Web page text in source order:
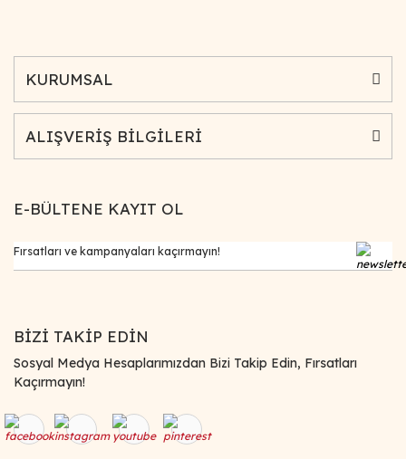
KURUMSAL
ALIŞVERİŞ BİLGİLERİ
E-BÜLTENE KAYIT OL
BİZİ TAKİP EDİN
Sosyal Medya Hesaplarımızdan Bizi Takip Edin, Fırsatları
Kaçırmayın!